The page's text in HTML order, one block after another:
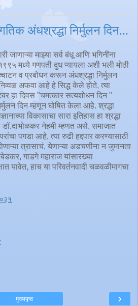
अंधश्रद्धा निर्मुलन दिन...
जाणाऱ्या माझ्या सर्व बंधू आणि भगिनींना
मध्ये गणपती दुध प्यायला अशी भली मोठी
व प्रबोधन करून अंधश्रद्धा निर्मुलन
अफवा आहे हे सिद्ध केले होते, त्या
हा दिवस "चमत्कार सत्यशोधन दिन "
दिन म्हणून घोषित केला आहे. श्रद्धा
विकासाचा सारा इतिहास हा श्रद्धा
नेहमी म्हणत असे. समाजात
पगडा आहे, त्या रुढी हद्दपार करण्यासाठी
त्रासाचं, येणाऱ्या अडचणीना न जुमानता
गाडगे महाराज यांसारख्या
यावेत, हाच या परिवर्तनवादी चळवळीमागचा
›
मुख्यपृष्ठ